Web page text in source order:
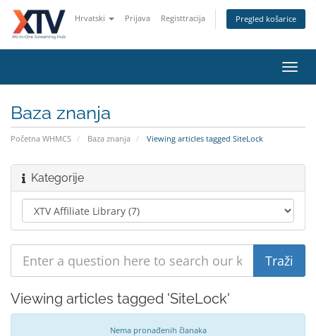
Hrvatski Prijava Registtracija Pregled košarice
Baza znanja
Početna WHMCS Baza znanja Viewing articles tagged SiteLock
Kategorije
Viewing articles tagged 'SiteLock'
Nema pronađenih članaka